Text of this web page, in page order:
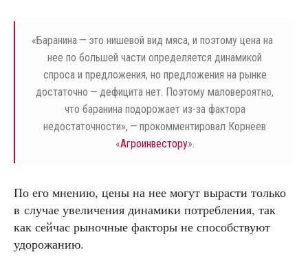
«Баранина — это нишевой вид мяса, и поэтому цена на
нее по большей части определяется динамикой
спроса и предложения, но предложения на рынке
достаточно — дефицита нет. Поэтому маловероятно,
что баранина подорожает из-за фактора
недостаточности», — прокомментировал Корнеев
«Агроинвестору».
По его мнению, цены на нее могут вырасти только
в случае увеличения динамики потребления, так
как сейчас рыночные факторы не способствуют
удорожанию.